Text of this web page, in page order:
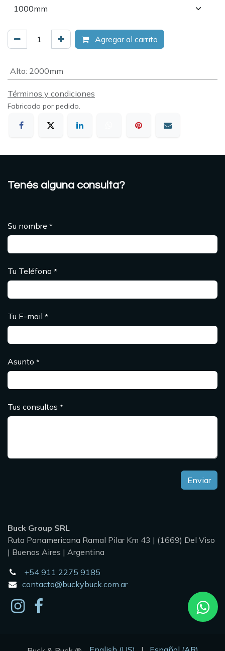
Agregar al carrito
Alto: 2000mm
Términos y condiciones
Fabricado por pedido.
Tenés alguna consulta?
Su nombre *
Tu Teléfono *
Tu E-mail *
Asunto *
Tus consultas *
Enviar
Buck Group SRL
Ruta Panamericana Ramal Pilar Km 43 | (1669) Del Viso
| Buenos Aires | Argentina
+54 911 2275 9185
contacto@buckybuck.com.ar